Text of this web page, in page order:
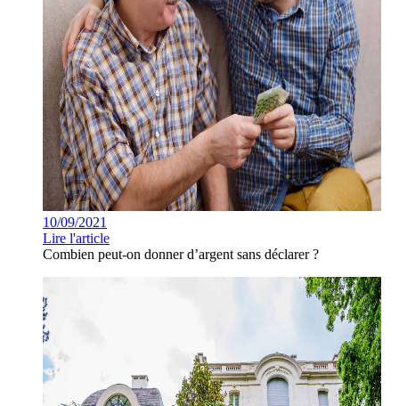
10/09/2021
Lire l'article
Combien peut-on donner d’argent sans déclarer ?